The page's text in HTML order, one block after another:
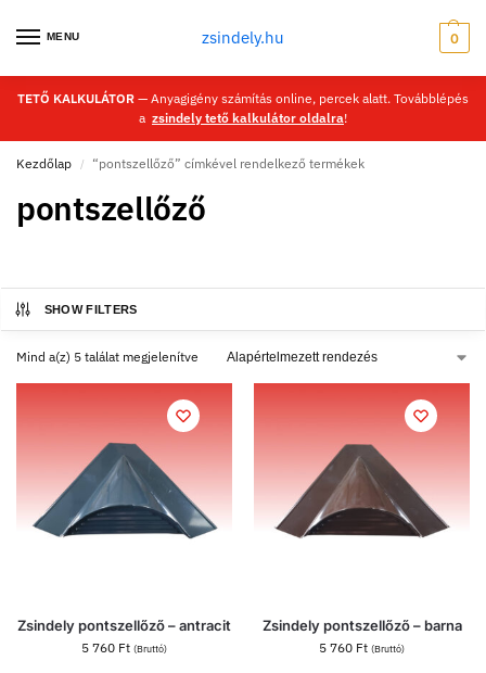
MENU zsindely.hu 0
TETŐ KALKULÁTOR — Anyagigény számítás online, percek alatt. Továbblépés
a zsindely tető kalkulátor oldalra!
Kezdőlap / “pontszellőző” címkével rendelkező termékek
pontszellőző
SHOW FILTERS
Mind a(z) 5 találat megjelenítve
Zsindely pontszellőző – antracit
5 760 Ft (Bruttó)
Zsindely pontszellőző – barna
5 760 Ft (Bruttó)